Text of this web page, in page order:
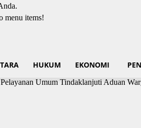
menu items!
HUKUM EKONOMI
Umum Tindaklanjuti Aduan